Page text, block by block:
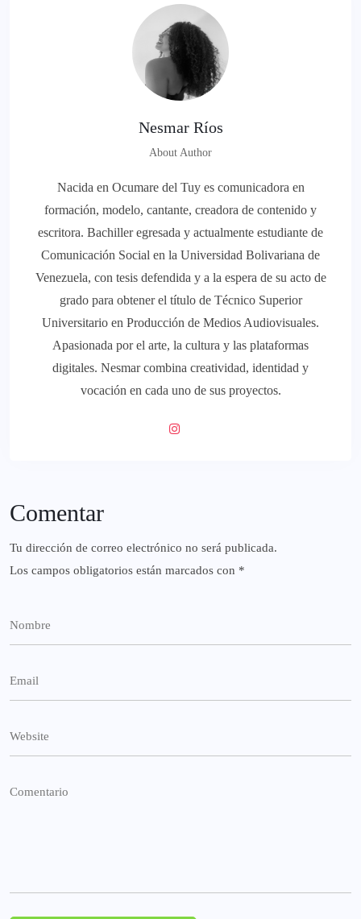
Nesmar Ríos
About Author
Nacida en Ocumare del Tuy es comunicadora en
formación, modelo, cantante, creadora de contenido y
escritora. Bachiller egresada y actualmente estudiante de
Comunicación Social en la Universidad Bolivariana de
Venezuela, con tesis defendida y a la espera de su acto de
grado para obtener el título de Técnico Superior
Universitario en Producción de Medios Audiovisuales.
Apasionada por el arte, la cultura y las plataformas
digitales. Nesmar combina creatividad, identidad y
vocación en cada uno de sus proyectos.
Comentar
Tu dirección de correo electrónico no será publicada.
Los campos obligatorios están marcados con *